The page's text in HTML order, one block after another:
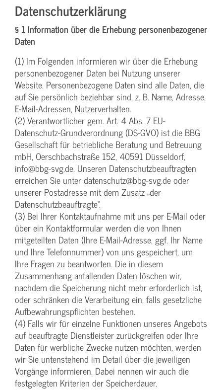
Datenschutzerklärung
§ 1 Information über die Erhebung personenbezogener
Daten
(1) Im Folgenden informieren wir über die Erhebung
personenbezogener Daten bei Nutzung unserer
Website. Personenbezogene Daten sind alle Daten, die
auf Sie persönlich beziehbar sind, z. B. Name, Adresse,
E-Mail-Adressen, Nutzerverhalten.
(2) Verantwortlicher gem. Art. 4 Abs. 7 EU-
Datenschutz-Grundverordnung (DS-GVO) ist die BBG
Gesellschaft für betriebliche Beratung und Betreuung
mbH, Oerschbachstraße 152, 40591 Düsseldorf,
info@bbg-svg.de. Unseren Datenschutzbeauftragten
erreichen Sie unter datenschutz@bbg-svg.de oder
unserer Postadresse mit dem Zusatz „der
Datenschutzbeauftragte“.
(3) Bei Ihrer Kontaktaufnahme mit uns per E-Mail oder
über ein Kontaktformular werden die von Ihnen
mitgeteilten Daten (Ihre E-Mail-Adresse, ggf. Ihr Name
und Ihre Telefonnummer) von uns gespeichert, um
Ihre Fragen zu beantworten. Die in diesem
Zusammenhang anfallenden Daten löschen wir,
nachdem die Speicherung nicht mehr erforderlich ist,
oder schränken die Verarbeitung ein, falls gesetzliche
Aufbewahrungspflichten bestehen.
(4) Falls wir für einzelne Funktionen unseres Angebots
auf beauftragte Dienstleister zurückgreifen oder Ihre
Daten für werbliche Zwecke nutzen möchten, werden
wir Sie untenstehend im Detail über die jeweiligen
Vorgänge informieren. Dabei nennen wir auch die
festgelegten Kriterien der Speicherdauer.